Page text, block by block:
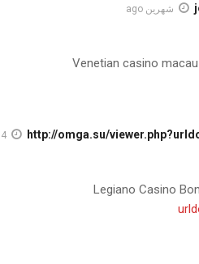
شهرين ago
Venetian casino macau
http://omga.su/ 4 أسابيع ago
Legiano Casino